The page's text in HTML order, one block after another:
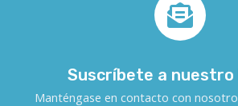
Suscríbete a
Manténgase en contacto con